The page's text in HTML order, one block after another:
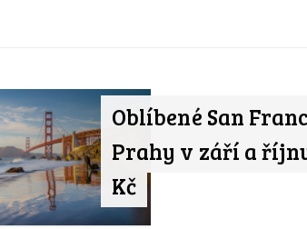
Oblíbené San
Prahy v září a říjnu
Kč